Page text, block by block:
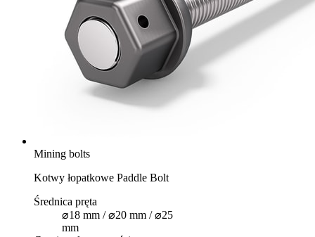
Mining bolts
Kotwy łopatkowe Paddle Bolt
Średnica pręta
⌀18 mm / ⌀20 mm / ⌀25
mm